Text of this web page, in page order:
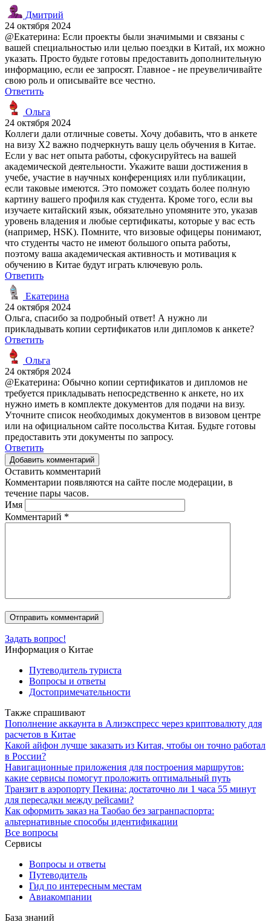
Дмитрий
24 октября 2024
@Екатерина: Если проекты были значимыми и связаны с
вашей специальностью или целью поездки в Китай, их можно
указать. Просто будьте готовы предоставить дополнительную
информацию, если ее запросят. Главное - не преувеличивайте
свою роль и описывайте все честно.
Ответить
Ольга
24 октября 2024
Коллеги дали отличные советы. Хочу добавить, что в анкете
на визу X2 важно подчеркнуть вашу цель обучения в Китае.
Если у вас нет опыта работы, сфокусируйтесь на вашей
академической деятельности. Укажите ваши достижения в
учебе, участие в научных конференциях или публикации,
если таковые имеются. Это поможет создать более полную
картину вашего профиля как студента. Кроме того, если вы
изучаете китайский язык, обязательно упомяните это, указав
уровень владения и любые сертификаты, которые у вас есть
(например, HSK). Помните, что визовые офицеры понимают,
что студенты часто не имеют большого опыта работы,
поэтому ваша академическая активность и мотивация к
обучению в Китае будут играть ключевую роль.
Ответить
Екатерина
24 октября 2024
Ольга, спасибо за подробный ответ! А нужно ли
прикладывать копии сертификатов или дипломов к анкете?
Ответить
Ольга
24 октября 2024
@Екатерина: Обычно копии сертификатов и дипломов не
требуется прикладывать непосредственно к анкете, но их
нужно иметь в комплекте документов для подачи на визу.
Уточните список необходимых документов в визовом центре
или на официальном сайте посольства Китая. Будьте готовы
предоставить эти документы по запросу.
Ответить
Добавить комментарий
Оставить комментарий
Комментарии появляются на сайте после модерации, в
течение пары часов.
Имя
Комментарий *
Задать вопрос!
Информация о Китае
Путеводитель туриста
Вопросы и ответы
Достопримечательности
Также спрашивают
Пополнение аккаунта в Алиэкспресс через криптовалюту для
расчетов в Китае
Какой айфон лучше заказать из Китая, чтобы он точно работал
в России?
Навигационные приложения для построения маршрутов:
какие сервисы помогут проложить оптимальный путь
Транзит в аэропорту Пекина: достаточно ли 1 часа 55 минут
для пересадки между рейсами?
Как оформить заказ на Таобао без загранпаспорта:
альтернативные способы идентификации
Все вопросы
Сервисы
Вопросы и ответы
Путеводитель
Гид по интересным местам
Авиакомпании
База знаний